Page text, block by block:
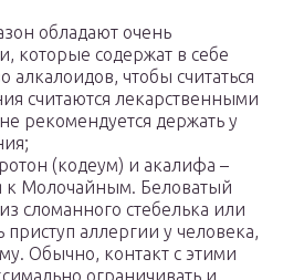
обладают очень
которые содержат в себе
алкалоидов, чтобы считаться
считаются лекарственными
рекомендуется держать у
(кодеум) и акалифа –
к Молочайным. Беловатый
сломанного стебелька или
приступ аллергии у человека,
Обычно, контакт с этими
ограничивать и